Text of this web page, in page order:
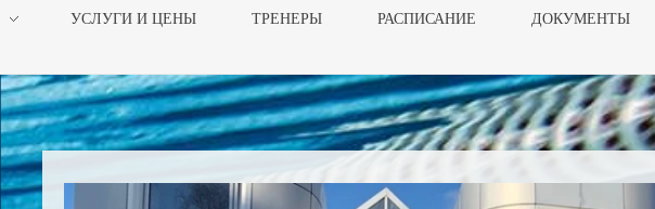
УСЛУГИ И ЦЕНЫ ТРЕНЕРЫ РАСПИСАНИЕ ДОКУМЕНТЫ